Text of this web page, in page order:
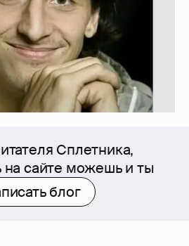
Сплетника,
на сайте можешь и ты
блог